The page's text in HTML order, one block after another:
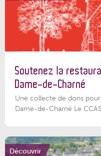
Soutenez la
Dame-de-Charné
Une collecte de dons
Dame-de-Charné Le
Découvrir